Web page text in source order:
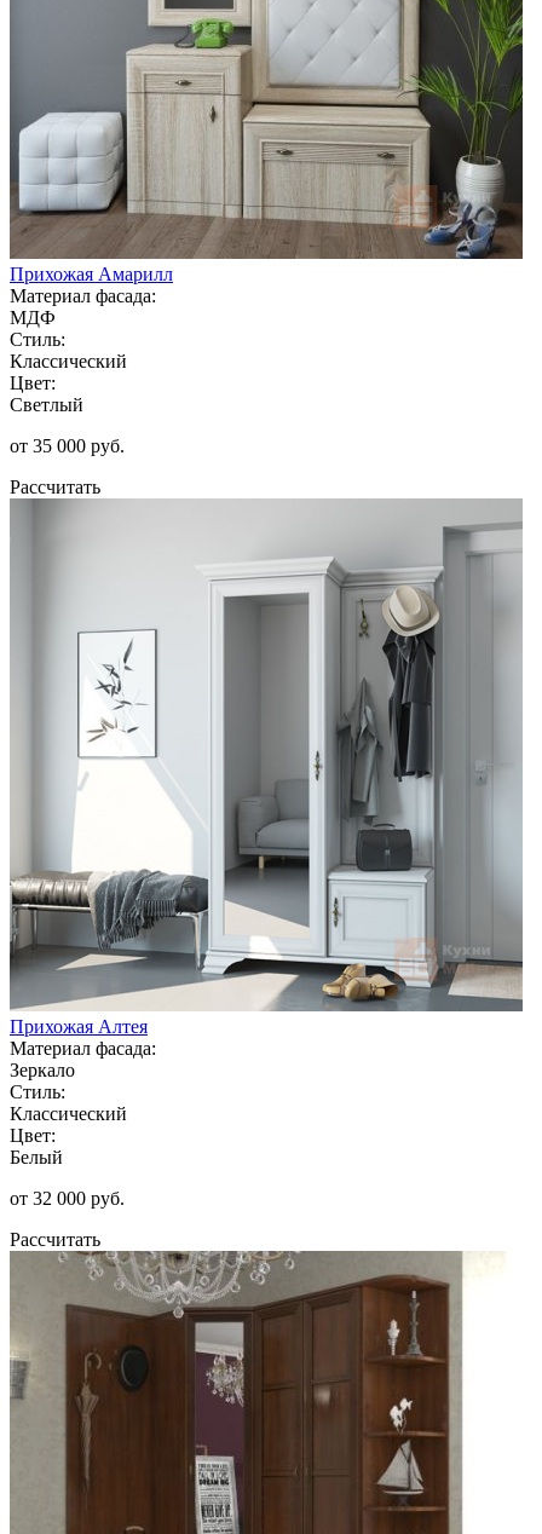
Прихожая Амарилл
Материал фасада:
МДФ
Стиль:
Классический
Цвет:
Светлый
от 35 000 руб.
Рассчитать
Прихожая Алтея
Материал фасада:
Зеркало
Стиль:
Классический
Цвет:
Белый
от 32 000 руб.
Рассчитать